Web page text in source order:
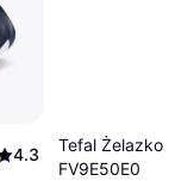
4.3
Tefal Żelazko
FV9E50E0